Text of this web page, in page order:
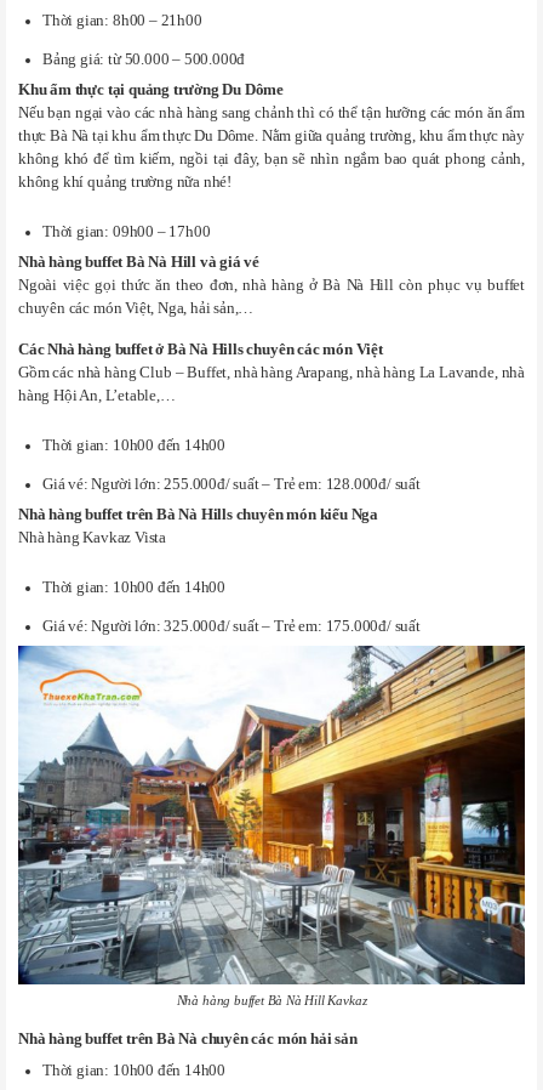
Thời gian: 8h00 – 21h00
Bảng giá: từ 50.000 – 500.000đ
Khu ẩm thực tại quảng trường Du Dôme
Nếu bạn ngại vào các nhà hàng sang chảnh thì có thể tận hưỡng các món ăn ẩm
thực Bà Nà tại khu ẩm thực Du Dôme. Nằm giữa quảng trường, khu ẩm thực này
không khó để tìm kiếm, ngồi tại đây, bạn sẽ nhìn ngắm bao quát phong cảnh,
không khí quảng trường nữa nhé!
Thời gian: 09h00 – 17h00
Nhà hàng buffet Bà Nà Hill và giá vé
Ngoài việc gọi thức ăn theo đơn, nhà hàng ở Bà Nà Hill còn phục vụ buffet
chuyên các món Việt, Nga, hải sản,…
Các Nhà hàng buffet ở Bà Nà Hillschuyên các món Việt
Gồm các nhà hàng Club – Buffet, nhà hàng Arapang, nhà hàng La Lavande, nhà
hàng Hội An, L’etable,…
Thời gian: 10h00 đến 14h00
Giá vé: Người lớn: 255.000đ/ suất – Trẻ em: 128.000đ/ suất
Nhà hàng buffet trên Bà Nà Hills chuyên món kiểu Nga
Nhà hàng Kavkaz Vista
Thời gian: 10h00 đến 14h00
Giá vé: Người lớn: 325.000đ/ suất – Trẻ em: 175.000đ/ suất
Nhà hàng buffet Bà Nà Hill Kavkaz
Nhà hàng buffet trên Bà Nà chuyên các món hải sản
Thời gian: 10h00 đến 14h00